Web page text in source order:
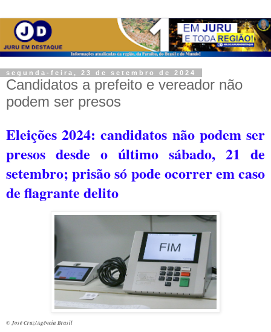
segunda-feira, 23 de setembro de 2024
Candidatos a prefeito e vereador não
podem ser presos
Eleições 2024: candidatos não podem ser
presos desde o último sábado, 21 de
setembro; prisão só pode ocorrer em caso
de flagrante delito
© José Cruz/Agência Brasil